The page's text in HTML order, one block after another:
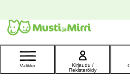
Ota yhteyttä
asiakaspalveluun
Valikko
Kirjaudu /
Rekisteröidy